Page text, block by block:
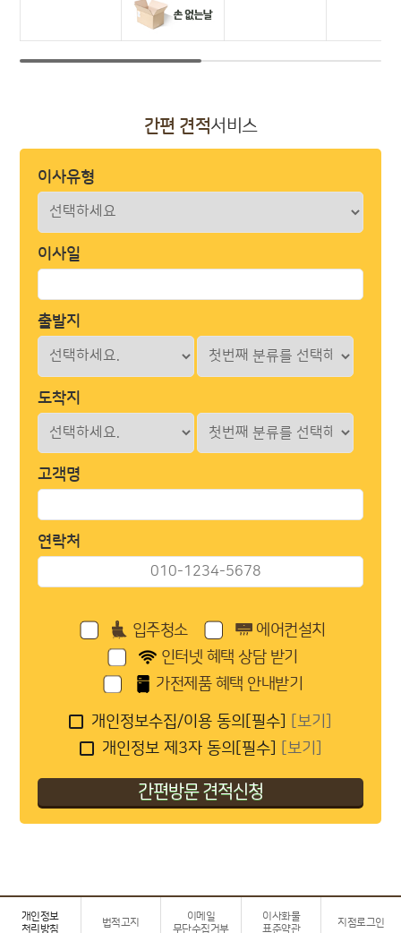
간편 견적서비스
이사유형
이사일
출발지
도착지
고객명
연락처
입주청소
에어컨설치
인터넷 혜택 상담 받기
가전제품 혜택 안내받기
개인정보수집/이용 동의[필수]
[보기]
개인정보 제3자 동의[필수]
[보기]
개인정보
처리방침
법적고지
이메일
무단수집거부
이사화물
표준약관
지점로그인